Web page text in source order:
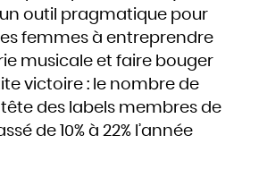
outil pragmatique pour
femmes à entreprendre
musicale et faire bouger
victoire : le nombre de
des labels membres de
de 10% à 22% l’année